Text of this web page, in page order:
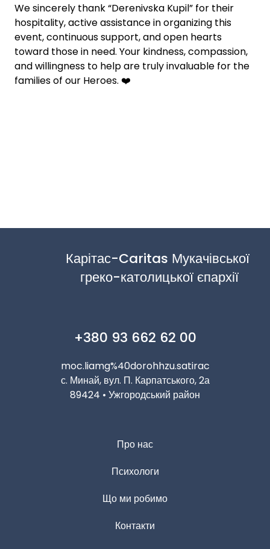
We sincerely thank “Derenivska Kupil” for their
hospitality, active assistance in organizing this
event, continuous support, and open hearts
toward those in need. Your kindness, compassion,
and willingness to help are truly invaluable for the
families of our Heroes. ❤️
Карітас-Caritas Мукачівської
греко-католицької єпархії
+380 93 662 62 00
moc.liamg%40dorohhzu.satirac
с. Минай, вул. П. Карпатського, 2а
89424 • Ужгородський район
Про нас
Психологи
Що ми робимо
Контакти